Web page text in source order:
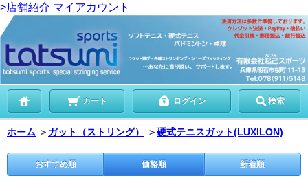
>店舗紹介 マイアカウント
カート ログイン 検索
ホーム ＞ ガット（ストリング） ＞硬式テニスガット(LUXILON)
おすすめ順 価格順 新着順